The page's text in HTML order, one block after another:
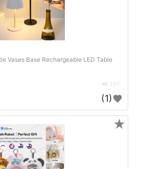
Vases Base Rechargeable LED Table
297
(1)
★